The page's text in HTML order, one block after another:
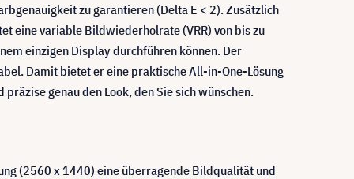
zu garantieren (Delta E < 2). Zusätzlich
eine variable Bildwiederholrate (VRR) von bis zu
einzigen Display durchführen können. Der
Damit bietet er eine praktische All-in-One-Lösung
genau den Look, den Sie sich wünschen.
(2560 x 1440) eine überragende Bildqualität und